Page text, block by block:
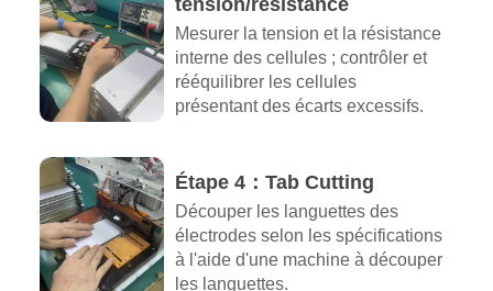
Mesurer la tension et la résistance
interne des cellules ; contrôler et
rééquilibrer les cellules
présentant des écarts excessifs.
Étape 4：Tab Cutting
Découper les languettes des
électrodes selon les spécifications
à l'aide d'une machine à découper
les languettes.